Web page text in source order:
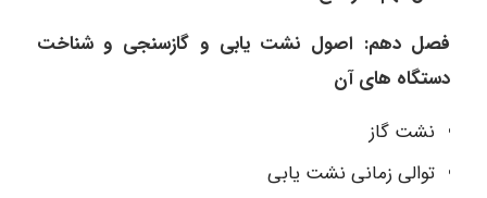
فصل دهم: اصول نشت یابی و گازسنجی و شناخت
دستگاه های آن
نشت گاز
توالی زمانی نشت یابی